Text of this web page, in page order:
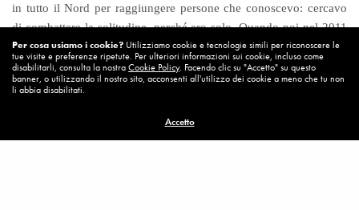
in tutto il Nord per raggiungere persone che conoscevo: cercavo
di combattere la solitudine, perché ero solo. Quando poi nel 2011
ho comprato casa a Modena, ho cominciato a sentire di aver
rimesso le radici.
della tua nuova vita. Hai parlato di Aziz: ti sei mai chiesto come
potesse lavorare alla CNH?
Per cosa usiamo i cookie? Utilizziamo cookie e tecnologie simili per riconoscere le
tue visite e preferenze ripetute. Per ulteriori informazioni sui cookie, incluso come
disabilitarli, consulta la nostraCookie Policy. Facendo clic su "Accetto" su questo
banner, o utilizzando il nostro sito, acconsenti all'utilizzo dei cookie a meno che tu non
li abbia disabilitati.
Accetto